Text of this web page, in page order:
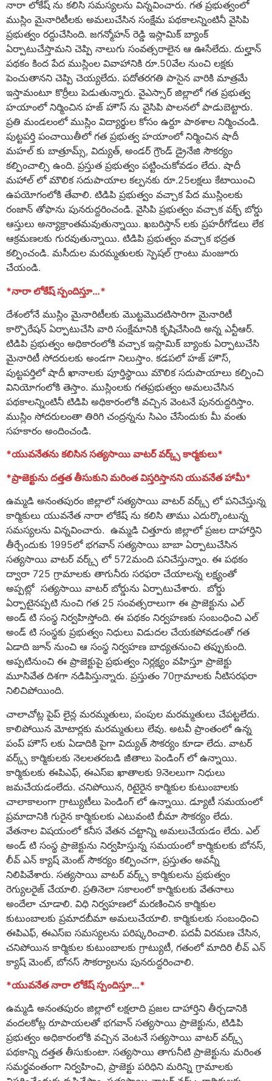
నారా లోకేష్ ను కలిసి సమస్యలను విన్నవించారు. గత ప్రభుత్వంలో
ముస్లిం మైనారిటీలకు అమలుచేసిన సంక్షేమ పథకాలన్నింటినీ వైసిపి
ప్రభుత్వం రద్దుచేసింది. జగన్మోహన్ రెడ్డి ఇస్లామిక్ బ్యాంక్
ఏర్పాటుచేస్తామని చెప్పి నాలుగు సంవత్సరాలైన ఆ ఊసేలేదు. దుల్హాన్
పథకం కింద పేద ముస్లింల వివాహానికి రూ.50వేల నుంచి లక్షకు
పెంచుతానని చెప్పి చెయ్యలేదు. పదోతరగతి పాసైన వారికి మాత్రమే
ఇస్తామంటూ కొర్రీలు పెడుతున్నారు. వైఎస్సార్ జిల్లాలో గత ప్రభుత్వ
హయాంలో నిర్మించిన హజ్ హౌస్ ను వైసిపి పాలనలో పాడుబెట్టారు.
ప్రతి మండలంలో ముస్లిం విద్యార్థుల కోసం ఉర్దూ పాఠశాల నిర్మించండి.
పుట్టపర్తి పంచాయితీలో గత ప్రభుత్వ హయాంలో నిర్మించిన షాదీ
మహల్ కు బాత్రూమ్స్, విద్యుత్, అండర్ గ్రౌండ్ డ్రైనేజి సౌకర్యం
కల్పించాల్సి ఉంది. ప్రస్తుత ప్రభుత్వం పట్టించుకోవడం లేదు. షాదీ
మహాల్ లో మౌలిక సదుపాయాల కల్పనకు రూ.25లక్షలు కేటాయించి
ఉపయోగంలోకి తేవాలి. టిడిపి ప్రభుత్వం వచ్చాక పేద ముస్లింలకు
రంజాన్ తోఫాను పునరుద్దరించండి. వైసిపి ప్రభుత్వం వచ్చాక వక్ఫ్ బోర్డు
ఆస్తులు అన్యాక్రాంతమవుతున్నాయి. ఖబరిస్తాన్ లకు ప్రహరీగోడలు లేక
ఆక్రమణలకు గురవుతున్నాయి. టిడిపి ప్రభుత్వం వచ్చాక భద్రత
కల్పించండి. మసీదుల మరమ్మతులకు స్పెషల్ గ్రాంటు మంజూరు
చేయండి.
*నారా లోకేష్ స్పందిస్తూ…*
దేశంలోనే ముస్లిం మైనారిటీలకు మొట్టమొదటిసారిగా మైనారిటీ
కార్పొరేషన్ ఏర్పాటుచేసి వారి సంక్షేమానికి కృషిచేసింది అన్న ఎన్టీఆర్.
టిడిపి ప్రభుత్వం అధికారంలోకి వచ్చాక ఇస్లామిక్ బ్యాంకు ఏర్పాటుచేసి
మైనారిటీ సోదరులకు అండగా నిలుస్తాం. కడపలో హజ్ హౌస్,
పుట్టపర్తిలో షాదీ ఖానాలకు పూర్తిస్థాయి మౌలిక సదుపాయాలు కల్పించి
వినియోగంలోకి తెస్తాం. ముస్లింలకు గతప్రభుత్వం అమలుచేసిన
పథకాలన్నింటినీ టిడిపి అధికారంలోకి వచ్చిన వెంటనే పునరుద్దరిస్తాం.
ముస్లిం సోదరులంతా తిరిగి చంద్రన్నను సిఎం చేసేందుకు మీ వంతు
సహకారం అందించండి.
*యువనేతను కలిసిన సత్యసాయి వాటర్ వర్క్స్ కార్మకులు*
*ప్రాజెక్టును దత్తత తీసుకుని మరింత విస్తరిస్తానని యువనేత హామీ*
ఉమ్మడి అనంతపురం జిల్లాలో సత్యసాయి వాటర్ వర్క్స్ లో పనిచేస్తున్న
కార్మికులు యువనేత నారా లోకేష్ ను కలిసి తాము ఎదుర్కొంటున్న
సమస్యలను విన్నవించారు. ఉమ్మడి చిత్తూరు జిల్లాలో ప్రజల దాహార్తిని
తీర్చేందుకు 1995లో భగవాన్ సత్యసాయి బాబా ఏర్పాటుచేసిన
సత్యసాయి వాటర్ వర్క్స్ లో 572మంది పనిచేస్తున్నాం. ఈ పథకం
ద్వారా 725 గ్రామాలకు తాగునీరు సరఫరా చేయాలన్న లక్ష్యంతో
అప్పట్లో సత్యసాయి వాటర్ బోర్డును ఏర్పాటుచేశారు. బోర్డు
ఏర్పాటైనప్పటి నుంచి గత 25 సంవత్సరాలుగా ఈ ప్రాజెక్టును ఎల్
అండ్ టి సంస్థ నిర్వహిస్తోంది. ఈ పథకం నిర్వహణకు సంబంధించి ఎల్
అండ్ టి సంస్థకు ప్రభుత్వం నిధులు విడుదల చేయకపోవడంతో గత
ఏడాది జూన్ నుంచి ఆ సంస్థ నిర్వహణ బాధ్యతనుంచి తప్పుకుంది.
అప్పటినుంచి ఈ ప్రాజెక్టుపై ప్రభుత్వం నిర్లక్ష్యం వహిస్తూ ప్రాజెక్టు
మూసివేత దిశగా నడిపిస్తున్నారు. ప్రస్తుతం 70గ్రామాలకు నీటిసరఫరా
నిలిచిపోయింది.
చాలాచోట్ల పైప్ లైన్ల మరమ్మతులు, పంపుల మరమ్మతులు చేపట్టలేదు.
కాలిపోయిన మోటార్లకు మరమ్మతులు లేవు. అటవీ ప్రాంతంలో ఉన్న
పంప్ హౌస్ లకు ఏడాదికి పైగా విద్యుత్ సౌకర్యం కూడా లేదు. వాటర్
వర్క్స్ కార్మికులకు నెలలతరబడి జీతాలు పెండింగ్ లో ఉన్నాయి.
కార్మికులకు ఈపిఎఫ్, ఈఎస్ఐ ఖాతాలకు 9నెలలుగా నిధులు
జమచేయడంలేదు. చనిపోయిన, రిటైరైన కార్మికుల కుటుంబాలకు
చాలాకాలంగా గ్రాట్యుటీలు పెండింగ్ లో ఉన్నాయి. డ్యూటీ సమయంలో
ప్రమాదానికి గురైన కార్మికులకు ఎటువంటి బీమా సౌకర్యం లేదు.
వేతనాల విషయంలో కనీస వేతన చట్టాన్ని అమలుచేయడం లేదు. ఎల్
అండ్ టి సంస్థ ప్రాజెక్టును నిర్వహిస్తున్న సమయంలో కార్మికులకు బోనస్,
లీవ్ ఎన్ క్యాష్ మెంట్ సౌకర్యం కల్పించగా, ప్రస్తుతం అవన్నీ
నిలిపివేశారు. సత్యసాయి వాటర్ వర్క్స్ కార్మికులను ప్రభుత్వం
రెగ్యులరైజ్ చేయాలి. ప్రతినెలా సకాలంలో కార్మికులకు వేతనాలు
అందేలా చూడాలి. విధి నిర్వహణలో మరణించిన కార్మికుల
కుటుంబాలకు ప్రమాదబీమా అమలుచేయాలి. కార్మికులకు సంబంధించి
ఈపిఎఫ్, ఈఎస్ఐ సమస్యలను పరిష్కరించాలి. పదవీ విరమణ చేసిన,
చనిపోయిన కార్మికుల కుటుంబాలకు గ్రాట్యుటీ, గతంలో మాదిరి లీవ్ ఎన్
క్యాష్ మెంట్, బోనస్ సౌకర్యాలను పునరుద్దరించాలి.
*యువనేత నారా లోకేష్ స్పందిస్తూ…*
ఉమ్మడి అనంతపురం జిల్లాలో లక్షలాది ప్రజల దాహార్తిని తీర్చడానికి
వందలకోట్ల రూపాయలతో భగవాన్ సత్యసాయి ప్రాజెక్టును, టిడిపి
ప్రభుత్వం అధికారంలోకి వచ్చిన వెంటనే సత్యసాయి వాటర్ వర్క్స్
పథకాన్ని దత్తత తీసుకుంటా. సత్యసాయి తాగునీటి ప్రాజెక్టును మరింత
సమర్థవంతంగా నిర్వహించి, ప్రాజెక్టు పరిధిని మరిన్ని గ్రామాలకు